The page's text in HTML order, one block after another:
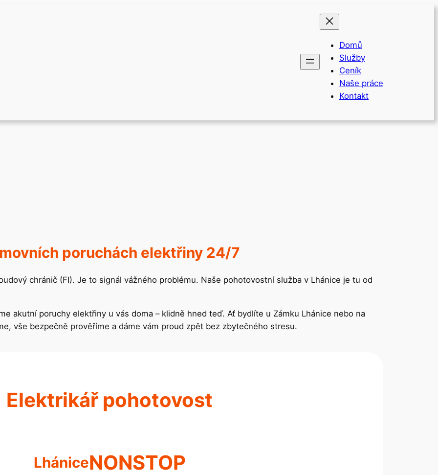
Domů
Služby
Ceník
Naše práce
Kontakt
poruchách elektřiny 24/7
chránič (FI). Je to signál vážného problému. Naše pohotovostní služba v Lhánice je tu od
akutní poruchy elektřiny u vás doma – klidně hned teď. Ať bydlíte u Zámku Lhánice nebo na
vše bezpečně prověříme a dáme vám proud zpět bez zbytečného stresu.
Elektrikář pohotovost
LhániceNONSTOP